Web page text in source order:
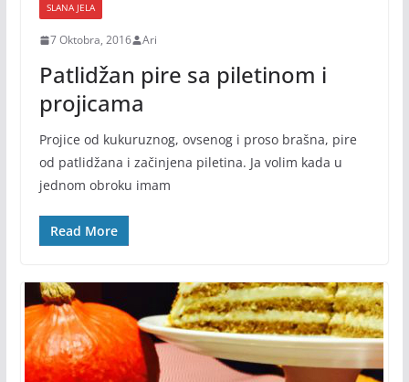
SLANA JELA
7 Oktobra, 2016 Ari
Patlidžan pire sa piletinom i
projicama
Projice od kukuruznog, ovsenog i proso brašna, pire
od patlidžana i začinjena piletina. Ja volim kada u
jednom obroku imam
Read More